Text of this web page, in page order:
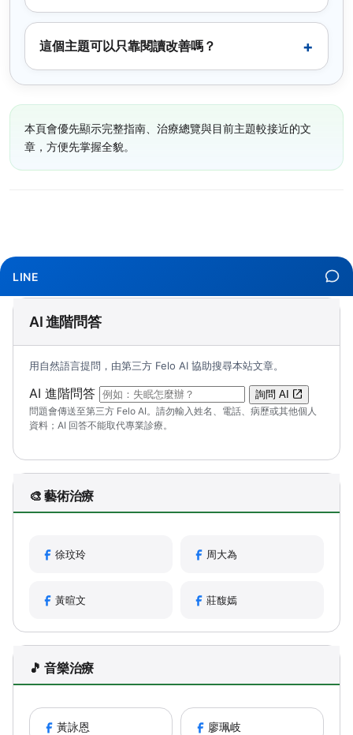
這個主題可以只靠閱讀改善嗎？
本頁會優先顯示完整指南、治療總覽與目前主題較接近的文
章，方便先掌握全貌。
LINE
AI 進階問答
用自然語言提問，由第三方 Felo AI 協助搜尋本站文章。
AI 進階問答 （可輸入自然語言問題；送出後會開啟 Felo
詢問 AI
問題會傳送至第三方 Felo AI。請勿輸入姓名、電話、病歷或其他個人
資料；AI 回答不能取代專業診療。
🎨 藝術治療
徐玟玲 周大為
黃暄文 莊馥嫣
🎵 音樂治療
黃詠恩 廖珮岐